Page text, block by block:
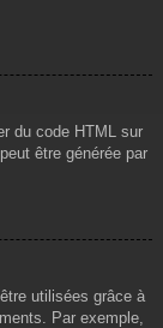
du code HTML sur
être générée par
utilisées grâce à
Par exemple,